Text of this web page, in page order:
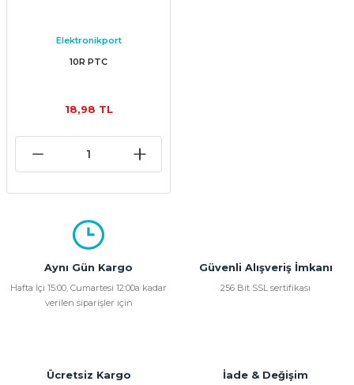
Elektronikport
10R PTC
18,98 TL
Aynı Gün Kargo
Hafta İçi 15:00, Cumartesi 12:00a kadar
verilen siparişler için
Güvenli Alışveriş İmkanı
256 Bit SSL sertifikası
Ücretsiz Kargo İade & Değişim